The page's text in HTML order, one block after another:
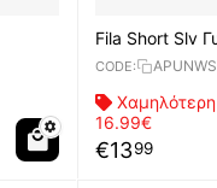
Fila Short Slv
CODE:
16.99€
€1399